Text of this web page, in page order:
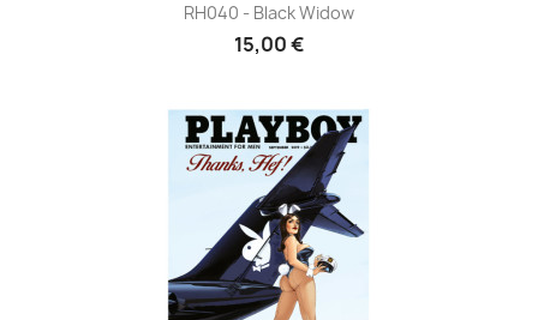
RH040 - Black Widow
15,00 €